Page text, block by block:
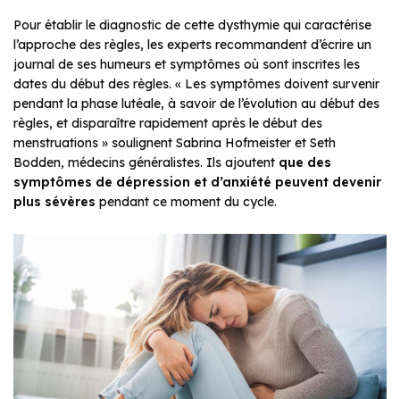
Pour établir le diagnostic de cette dysthymie qui caractérise
l’approche des règles, les experts recommandent d’écrire un
journal de ses humeurs et symptômes où sont inscrites les
dates du début des règles. « Les symptômes doivent survenir
pendant la phase lutéale, à savoir de l’évolution au début des
règles, et disparaître rapidement après le début des
menstruations » soulignent Sabrina Hofmeister et Seth
Bodden, médecins généralistes. Ils ajoutent que des
symptômes de dépression et d’anxiété peuvent devenir
plus sévères pendant ce moment du cycle.